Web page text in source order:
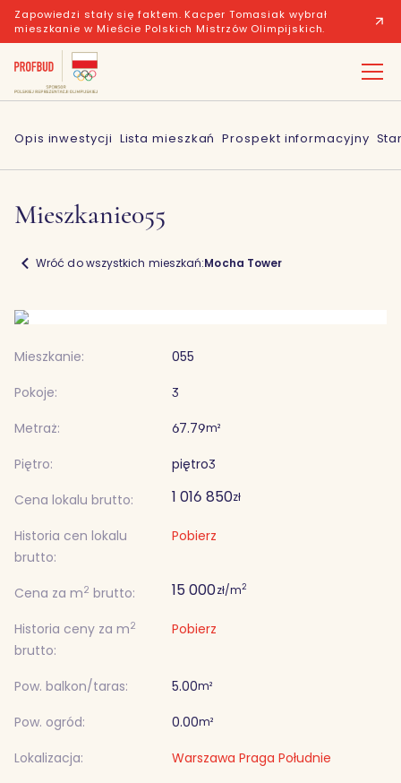
Zapowiedzi stały się faktem. Kacper Tomasiak wybrał
mieszkanie w Mieście Polskich Mistrzów Olimpijskich.
Opis inwestycji Lista mieszkań Prospekt informacyjny
Mieszkanie055
Wróć do wszystkich mieszkań:Mocha Tower
Mieszkanie:
055
Pokoje:
3
Metraż:
67.79m²
Piętro: piętro3
Cena lokalu brutto:
1 016 850zł
Historia cen lokalu
brutto:
Pobierz
Cena za m2 brutto: 15 000zł/m2
Historia ceny za m2
brutto:
Pobierz
Pow. balkon/taras: 5.00m²
Pow. ogród: 0.00m²
Lokalizacja:
Warszawa Praga Południe